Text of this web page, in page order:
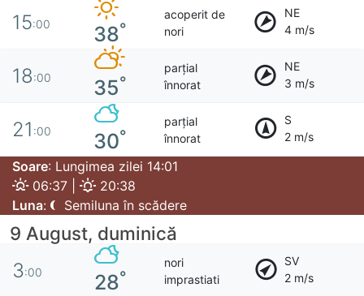
15:00 38°
acoperit de
nori
NE
4 m/s
18:00 35°
parțial
înnorat
NE
3 m/s
21 :00 30°
parțial
înnorat
S
2 m/s
Soare: Lungimea zilei 14:01
06:37 |
20:38
Luna: Semiluna în scădere
9 August, duminică
3:00 28°
nori
imprastiati
SV
2 m/s